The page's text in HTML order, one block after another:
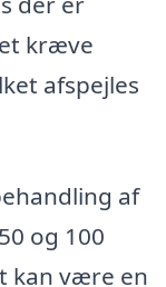
kræve
afspejles
af
og 100
kan være en